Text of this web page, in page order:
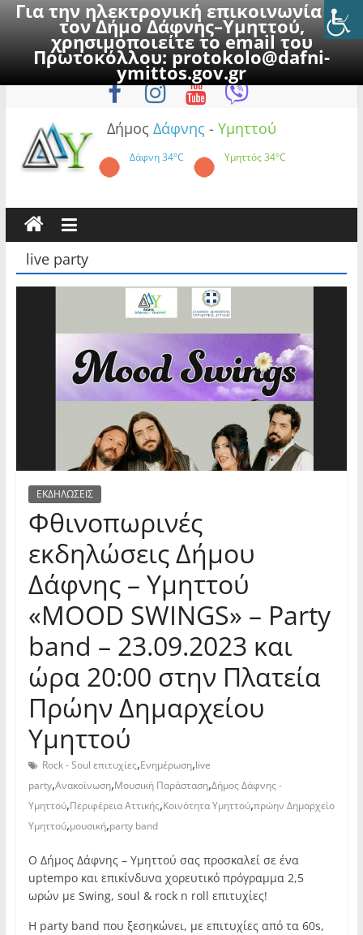
Για την ηλεκτρονική επικοινωνία με
τον Δήμο Δάφνης–Υμηττού,
χρησιμοποιείτε το email του
Πρωτοκόλλου:protokolo@dafni-
ymittos.gov.gr
to
Παρασκευή, 7 Αυγούστου 2026
Δήμος Δάφνης - Υμηττού
Δάφνη34°C Υμηττός34°C
live party
ΕΚΔΗΛΩΣΕΙΣ
Φθινοπωρινές
εκδηλώσεις Δήμου
Δάφνης – Υμηττού
«MOOD SWINGS» – Party
band – 23.09.2023 και
ώρα 20:00 στην Πλατεία
Πρώην Δημαρχείου
Υμηττού
Rock - Soul επιτυχίες,Ενημέρωση,live
party,Ανακοίνωση,Μουσική Παράσταση,Δήμος Δάφνης -
Υμηττού,Περιφέρεια Αττικής,Κοινότητα Υμηττού,πρώην Δημαρχείο
Υμηττού,μουσική,party band
Ο Δήμος Δάφνης – Υμηττού σας προσκαλεί σε ένα
uptempo και επικίνδυνα χορευτικό πρόγραμμα 2,5
ωρών με Swing, soul & rock n roll επιτυχίες!
Η party band που ξεσηκώνει, με επιτυχίες από τα 60s,